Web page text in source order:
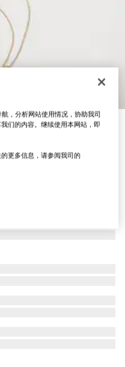
，分析网站使用情况，协助我司
们的内容。继续使用本网站，即
更多信息，请参阅我司的